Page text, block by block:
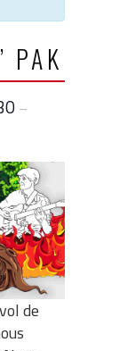
PAK
–
de